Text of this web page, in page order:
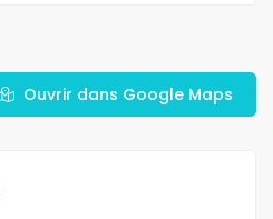
Ouvrir dans Google Maps